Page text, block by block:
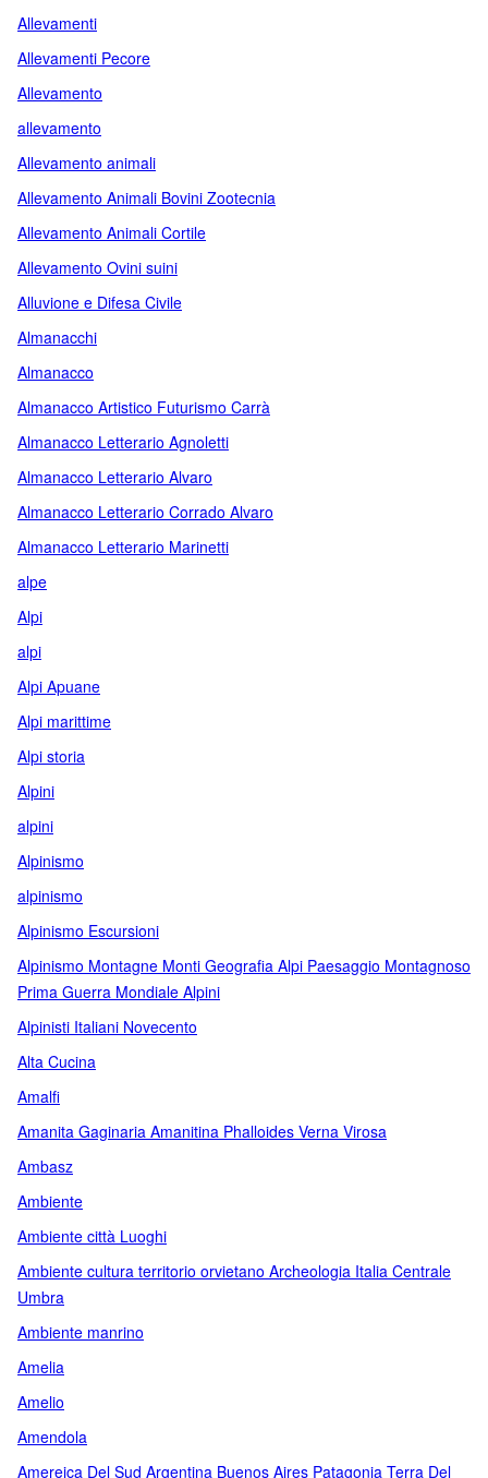
Allevamenti
Allevamenti Pecore
Allevamento
allevamento
Allevamento animali
Allevamento Animali Bovini Zootecnia
Allevamento Animali Cortile
Allevamento Ovini suini
Alluvione e Difesa Civile
Almanacchi
Almanacco
Almanacco Artistico Futurismo Carrà
Almanacco Letterario Agnoletti
Almanacco Letterario Alvaro
Almanacco Letterario Corrado Alvaro
Almanacco Letterario Marinetti
alpe
Alpi
alpi
Alpi Apuane
Alpi marittime
Alpi storia
Alpini
alpini
Alpinismo
alpinismo
Alpinismo Escursioni
Alpinismo Montagne Monti Geografia Alpi Paesaggio Montagnoso
Prima Guerra Mondiale Alpini
Alpinisti Italiani Novecento
Alta Cucina
Amalfi
Amanita Gaginaria Amanitina Phalloides Verna Virosa
Ambasz
Ambiente
Ambiente città Luoghi
Ambiente cultura territorio orvietano Archeologia Italia Centrale
Umbra
Ambiente manrino
Amelia
Amelio
Amendola
Amereica Del Sud Argentina Buenos Aires Patagonia Terra Del